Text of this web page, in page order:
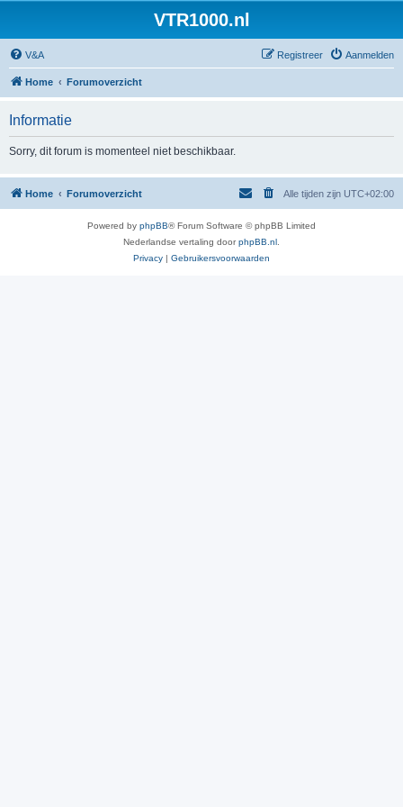
VTR1000.nl
V&A Aanmelden
Registreer
Home Forumoverzicht
Informatie
Sorry, dit forum is momenteel niet beschikbaar.
Home Forumoverzicht Alle tijden zijn UTC+02:00
Powered by phpBB® Forum Software © phpBB Limited
Nederlandse vertaling doorphpBB.nl
Privacy | Gebruikersvoorwaarden